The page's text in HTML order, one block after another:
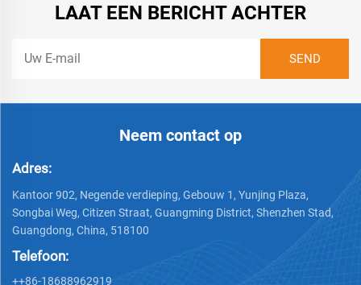
LAAT EEN BERICHT ACHTER
Neem contact op
Adres:
Kantoor 902, Negende verdieping, Gebouw 1, Yunjing Plaza,
Songbai Weg, Citizen Straat, Guangming District, Shenzhen Stad,
Guangdong, China, 518100
Telefoon:
++86-18688962919